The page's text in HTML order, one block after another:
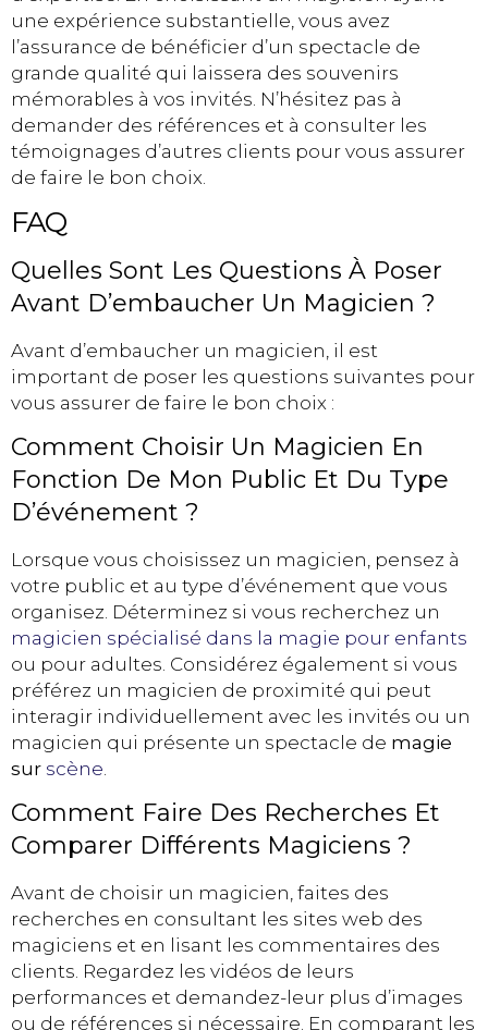
une expérience substantielle, vous avez
l’assurance de bénéficier d’un spectacle de
grande qualité qui laissera des souvenirs
mémorables à vos invités. N’hésitez pas à
demander des références et à consulter les
témoignages d’autres clients pour vous assurer
de faire le bon choix.
FAQ
Quelles Sont Les Questions À Poser
Avant D’embaucher Un Magicien ?
Avant d’embaucher un magicien, il est
important de poser les questions suivantes pour
vous assurer de faire le bon choix :
Comment Choisir Un Magicien En
Fonction De Mon Public Et Du Type
D’événement ?
Lorsque vous choisissez un magicien, pensez à
votre public et au type d’événement que vous
organisez. Déterminez si vous recherchez un
magicien spécialisé dans la magie pour enfants
ou pour adultes. Considérez également si vous
préférez un magicien de proximité qui peut
interagir individuellement avec les invités ou un
magicien qui présente un spectacle de magie
sur scène
Comment Faire Des Recherches Et
Comparer Différents Magiciens ?
Avant de choisir un magicien, faites des
recherches en consultant les sites web des
magiciens et en lisant les commentaires des
clients. Regardez les vidéos de leurs
performances et demandez-leur plus d’images
ou de références si nécessaire. En comparant les